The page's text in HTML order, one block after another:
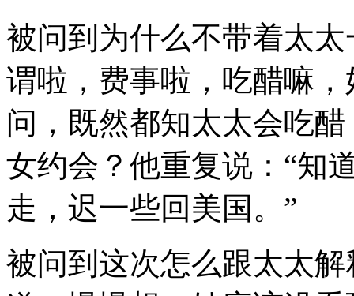
被问到为什么不带着太
谓啦，费事啦，吃醋嘛
问，既然都知太太会吃
女约会？他重复说：“知
走，迟一些回美国。”
被问到这次怎么跟太太